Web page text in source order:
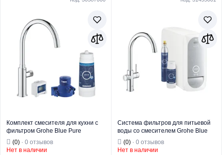
Тип изделия
смесителей
Назначение
Для кухни
Тип изделия
фильтров и
Назначение
Для кухни
Комплект смесителя для кухни с
фильтром Grohe Blue Pure
(30387000)
(0) · 0 отзывов
Нет в наличии
Система фильтров для питьевой
воды со смесителем Grohe Blue
Home Connected (31455001)
(0)· 0 отзывов
Нет в наличии